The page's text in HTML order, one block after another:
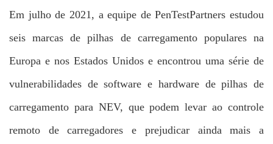
Em julho de 2021, a equipe de PenTestPartners estudou
seis marcas de pilhas de carregamento populares na
Europa e nos Estados Unidos e encontrou uma série de
vulnerabilidades de software e hardware de pilhas de
carregamento para NEV, que podem levar ao controle
remoto de carregadores e prejudicar ainda mais a